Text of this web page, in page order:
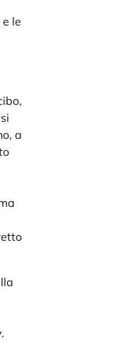
le
a